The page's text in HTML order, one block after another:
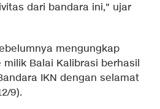
dari bandara ini," ujar
mengungkap
Balai Kalibrasi berhasil
IKN dengan selamat
9).